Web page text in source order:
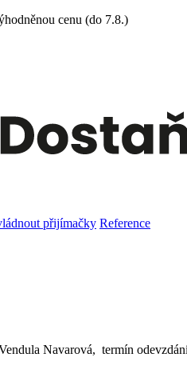
cenu (do 7.8.)
přijímačky Reference
Navarová, termín